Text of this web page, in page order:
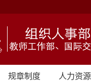
规章制度 人力资源